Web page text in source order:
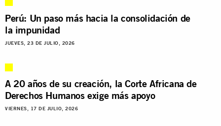
Perú: Un paso más hacia la consolidación de
la impunidad
JUEVES, 23 DE JULIO, 2026
A 20 años de su creación, la Corte Africana de
Derechos Humanos exige más apoyo
VIERNES, 17 DE JULIO, 2026